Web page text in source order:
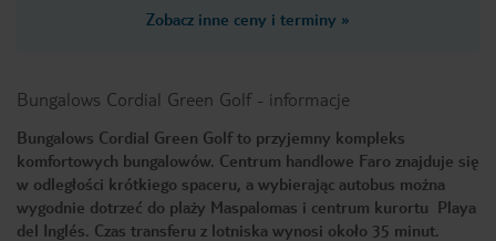
Zobacz inne ceny i terminy »
Bungalows Cordial Green Golf- informacje
Bungalows Cordial Green Golf to przyjemny kompleks
komfortowych bungalowów. Centrum handlowe Faro znajduje się
w odległości krótkiego spaceru, a wybierając autobus można
wygodnie dotrzeć do plaży Maspalomas i centrum kurortu Playa
del Inglés. Czas transferu z lotniska wynosi około 35 minut.